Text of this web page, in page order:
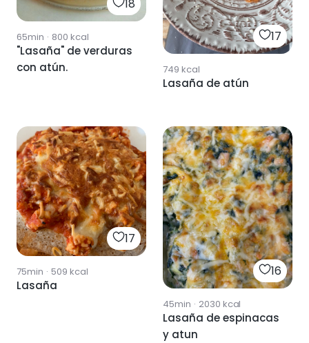
18
65min · 800 kcal
"Lasaña" de verduras
con atún.
17
749 kcal
Lasaña de atún
17
75min · 509 kcal
Lasaña
16
45min · 2030 kcal
Lasaña de espinacas
y atun